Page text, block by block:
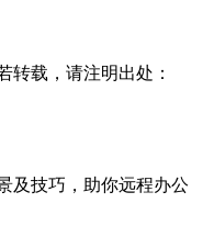
转载，请注明出处：
及技巧，助你远程办公